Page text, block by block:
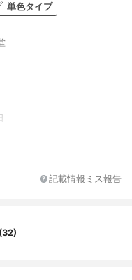
単色タイプ
記載情報ミス報告